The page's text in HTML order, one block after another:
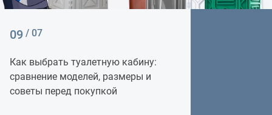
09 / 07
Как выбрать туалетную кабину:
сравнение моделей, размеры и
советы перед покупкой